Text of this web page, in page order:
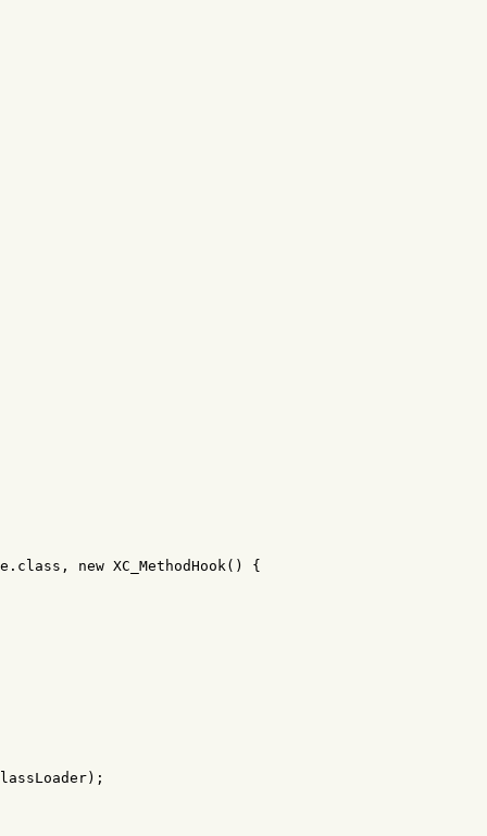
. class , new XC_MethodHook () {
);